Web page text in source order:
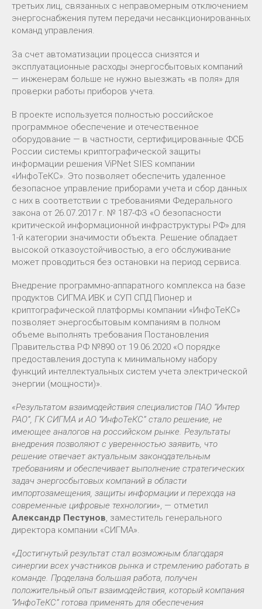
третьих лиц, связанных с неправомерным отключением
энергоснабжения путем передачи несанкционированных
команд управления.
За счет автоматизации процесса снизятся и
эксплуатационные расходы энергосбытовых компаний
— инженерам больше не нужно выезжать «в поля» для
проверки работы приборов учета.
В проекте используется полностью российское
программное обеспечение и отечественное
оборудование — в частности, сертифицированные ФСБ
России системы криптографической защиты
информации решения ViPNet SIES компании
«ИнфоТеКС». Это позволяет обеспечить удаленное
безопасное управление приборами учета и сбор данных
с них в соответствии с требованиями Федерального
закона от 26.07.2017 г. № 187-ФЗ «О безопасности
критической информационной инфраструктуры РФ» для
1-й категории значимости объекта. Решение обладает
высокой отказоустойчивостью, а его обслуживание
может проводиться без остановки на период сервиса.
Внедрение программно-аппаратного комплекса на базе
продуктов СИГМА.ИВК и СУП СПД Пионер и
криптографической платформы компании «ИнфоТеКС»
позволяет энергосбытовым компаниям в полном
объеме выполнять требования Постановления
Правительства РФ №890 от 19.06.2020 «О порядке
предоставления доступа к минимальному набору
функций интеллектуальных систем учета электрической
энергии (мощности)».
«Результатом взаимодействия специалистов ПАО “Интер
РАО”, ГК СИГМА и АО “ИнфоТеКС” стало решение, не
имеющее аналогов на российском рынке. Результаты
внедрения позволяют с уверенностью заявить, что
решение отвечает актуальным законодательным
требованиям и обеспечивает выполнение стратегических
задач энергосбытовых компаний в области
импортозамещения, защиты информации и перехода на
современные цифровые технологии», — отметил
Александр Пестунов, заместитель генерального
директора компании «СИГМА».
«Достигнутый результат стал возможным благодаря
синергии всех участников рынка и стремлению работать в
команде. Проделана большая работа, получен
положительный опыт взаимодействия, который компания
“ИнфоТеКС” готова применять для обеспечения